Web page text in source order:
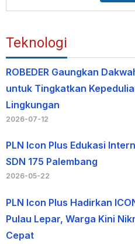
Teknologi
ROBEDER Gaungkan
untuk Tingkatkan
Lingkungan
2026-07-12
PLN Icon Plus Edukasi
SDN 175 Palembang
2026-05-22
PLN Icon Plus Hadirkan
Pulau Lepar, Warga Kini
Cepat